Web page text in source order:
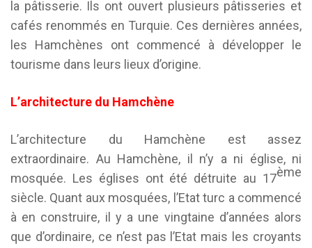
la pâtisserie. Ils ont ouvert plusieurs pâtisseries et
cafés renommés en Turquie. Ces dernières années,
les Hamchènes ont commencé à développer le
tourisme dans leurs lieux d’origine.
L’architecture du Hamchène
L’architecture du Hamchène est assez
extraordinaire. Au Hamchène, il n’y a ni église, ni
mosquée. Les églises ont été détruite au 17ème
siècle. Quant aux mosquées, l’Etat turc a commencé
à en construire, il y a une vingtaine d’années alors
que d’ordinaire, ce n’est pas l’Etat mais les croyants